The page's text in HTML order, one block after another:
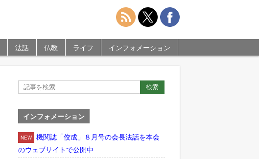
法話 仏教 ライフ インフォメーション
インフォメーション
NEW
機関誌「佼成」８月号の会長法話を本会
のウェブサイトで公開中